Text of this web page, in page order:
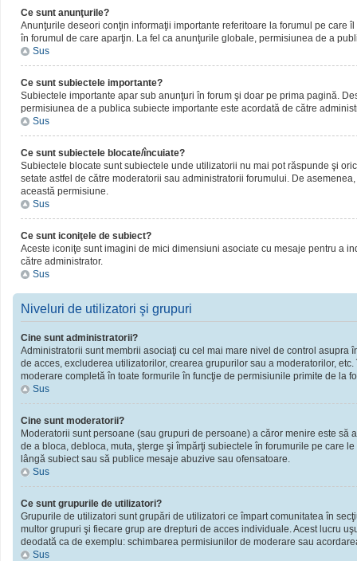
Ce sunt anunţurile?
Anunţurile deseori conţin informaţii importante referitoare la forumul pe care
în forumul de care aparţin. La fel ca anunţurile globale, permisiunea de a
Sus
Ce sunt subiectele importante?
Subiectele importante apar sub anunţuri în forum şi doar pe prima pagină.
permisiunea de a publica subiecte importante este acordată de către
Sus
Ce sunt subiectele blocate/încuiate?
Subiectele blocate sunt subiectele unde utilizatorii nu mai pot răspunde şi
setate astfel de către moderatorii sau administratorii forumului. De
această permisiune.
Sus
Ce sunt iconiţele de subiect?
Aceste iconiţe sunt imagini de mici dimensiuni asociate cu mesaje pentru a
către administrator.
Sus
Niveluri de utilizatori şi grupuri
Cine sunt administratorii?
Administratorii sunt membrii asociaţi cu cel mai mare nivel de control
de acces, excluderea utilizatorilor, crearea grupurilor sau a moderatorilor,
moderare completă în toate formurile în funcţie de permisiunile primite de la
Sus
Cine sunt moderatorii?
Moderatorii sunt persoane (sau grupuri de persoane) a căror menire este
de a bloca, debloca, muta, şterge şi împărţi subiectele în forumurile pe care
lângă subiect sau să publice mesaje abuzive sau ofensatoare.
Sus
Ce sunt grupurile de utilizatori?
Grupurile de utilizatori sunt grupări de utilizatori ce împart comunitatea în
multor grupuri şi fiecare grup are drepturi de acces individuale. Acest lucru
deodată ca de exemplu: schimbarea permisiunilor de moderare sau
Sus